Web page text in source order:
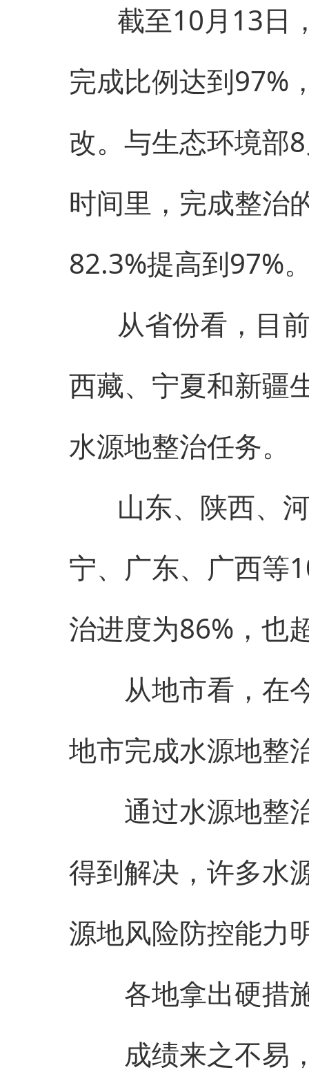
截至10月13日
完成比例达到97%
改。与生态环境部
时间里，完成整治
82.3%提高到97%
从省份看，目前
西藏、宁夏和新疆
水源地整治任务。
山东、陕西、河
宁、广东、广西等
治进度为86%，也
从地市看，在今
地市完成水源地整
通过水源地整治
得到解决，许多水
源地风险防控能力
各地拿出硬措
成绩来之不易，